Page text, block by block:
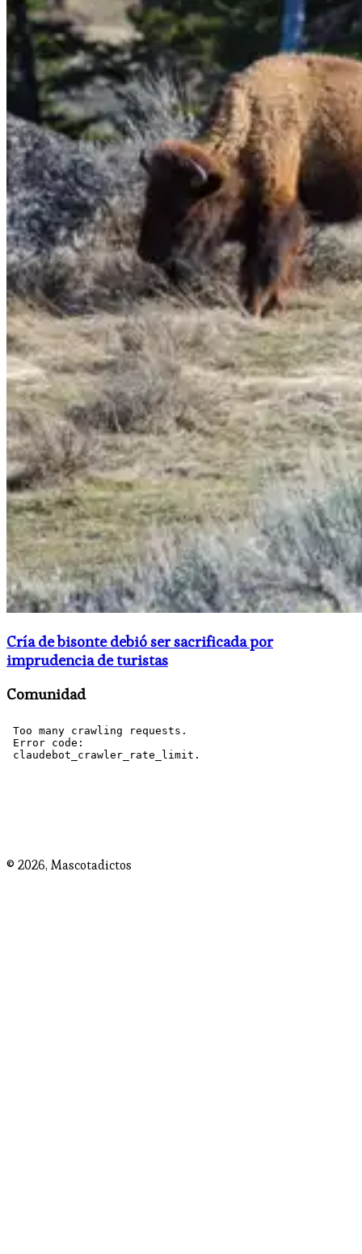
Cría de bisonte debió ser sacrificada por
imprudencia de turistas
Comunidad
© 2026, Mascotadictos